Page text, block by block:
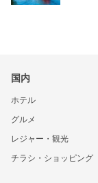
国内
ホテル
グルメ
レジャー・観光
チラシ・ショッピング